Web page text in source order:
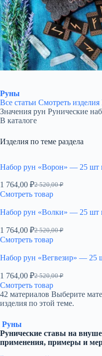
Руны
Все статьи Смотреть изделия
Значения рун Рунические
В каталоге
Изделия по теме раздела
Набор рун «Ворон» — 25 шт
2 520,00₽
Первоначальная
цена
2
520,00 ₽.
1 764,00 ₽
Текущая
цена:
764,00 ₽.
Смотреть товар
Набор рун «Волки» — 25 шт
2 520,00₽
Первоначальная
цена
2
520,00 ₽.
1 764,00 ₽
Текущая
цена:
764,00 ₽.
Смотреть товар
Набор рун «Вегвезир» — 25
2 520,00₽
Первоначальная
цена
составляла
2
1 764,00 ₽
Текущая
цена:
1
764,00 ₽.
Смотреть товар
42 материалов Выберите
изделия по этой теме.
Руны
Рунические ставы на
применения, примеры и